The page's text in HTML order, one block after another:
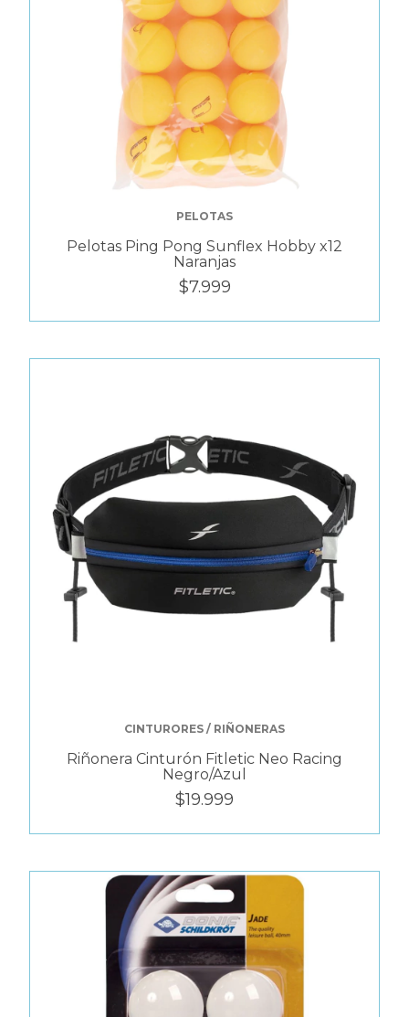
PELOTAS
Pelotas Ping Pong Sunflex Hobby x12
Naranjas
$7.999
CINTURORES / RIÑONERAS
Riñonera Cinturón Fitletic Neo Racing
Negro/Azul
$19.999